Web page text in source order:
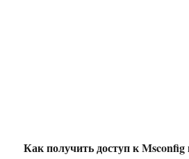
Как получить доступ к Msconfig